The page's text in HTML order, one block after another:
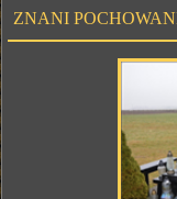
ZNANI